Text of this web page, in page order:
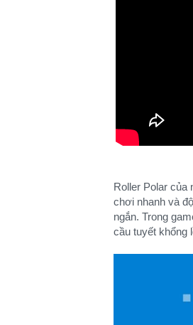
Roller Polar của
chơi nhanh và
ngắn. Trong
cầu tuyết khổng